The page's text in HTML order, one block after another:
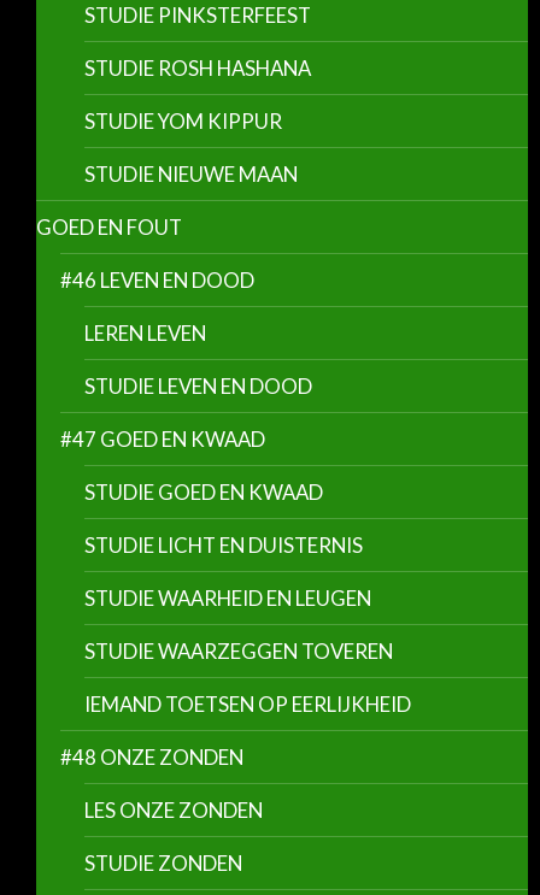
STUDIE PINKSTERFEEST
STUDIE ROSH HASHANA
STUDIE YOM KIPPUR
STUDIE NIEUWE MAAN
GOED EN FOUT
#46 LEVEN EN DOOD
LEREN LEVEN
STUDIE LEVEN EN DOOD
#47 GOED EN KWAAD
STUDIE GOED EN KWAAD
STUDIE LICHT EN DUISTERNIS
STUDIE WAARHEID EN LEUGEN
STUDIE WAARZEGGEN TOVEREN
IEMAND TOETSEN OP EERLIJKHEID
#48 ONZE ZONDEN
LES ONZE ZONDEN
STUDIE ZONDEN